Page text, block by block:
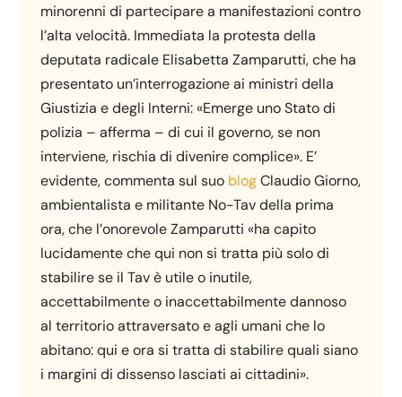
minorenni di partecipare a manifestazioni contro
l’alta velocità. Immediata la protesta della
deputata radicale Elisabetta Zamparutti, che ha
presentato un’interrogazione ai ministri della
Giustizia e degli Interni: «Emerge uno Stato di
polizia – afferma – di cui il governo, se non
interviene, rischia di divenire complice». E’
evidente, commenta sul suo blogClaudio Giorno,
ambientalista e militante No-Tav della prima
ora, che l’onorevole Zamparutti «ha capito
lucidamente che qui non si tratta più solo di
stabilire se il Tav è utile o inutile,
accettabilmente o inaccettabilmente dannoso
al territorio attraversato e agli umani che lo
abitano: qui e ora si tratta di stabilire quali siano
i margini di dissenso lasciati ai cittadini».